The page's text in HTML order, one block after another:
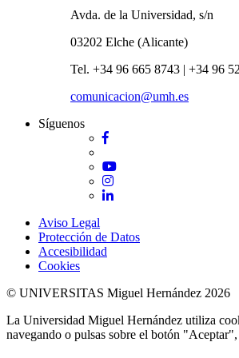
Avda. de la Universidad, s/n
03202 Elche (Alicante)
Tel. +34 96 665 8743 | +34 96
comunicacion@umh.es
Síguenos
Facebook
YouTube
Instagram
LinkedIn
Aviso Legal
Protección de Datos
Accesibilidad
Cookies
© UNIVERSITAS Miguel Hernández 2026
La Universidad Miguel Hernández utiliza
navegando o pulsas sobre el botón